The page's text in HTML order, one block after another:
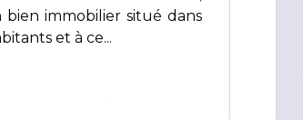
immobilier situé dans
et à ce...